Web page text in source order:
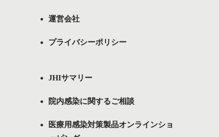
運営会社
プライバシーポリシー
JHIサマリー
院内感染に関するご相談
医療用感染対策製品オンラインショ